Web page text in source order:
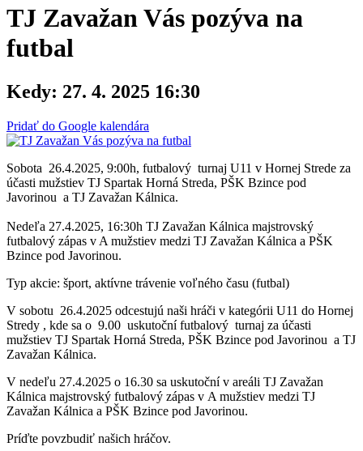
TJ Zavažan Vás pozýva na
futbal
Kedy: 27. 4. 2025 16:30
Pridať do Google kalendára
Sobota 26.4.2025, 9:00h, futbalový turnaj U11 v Hornej Strede za
účasti mužstiev TJ Spartak Horná Streda, PŠK Bzince pod
Javorinou a TJ Zavažan Kálnica.
Nedeľa 27.4.2025, 16:30h TJ Zavažan Kálnica majstrovský
futbalový zápas v A mužstiev medzi TJ Zavažan Kálnica a PŠK
Bzince pod Javorinou.
Typ akcie: šport, aktívne trávenie voľného času (futbal)
V sobotu 26.4.2025 odcestujú naši hráči v kategórii U11 do Hornej
Stredy , kde sa o 9.00 uskutoční futbalový turnaj za účasti
mužstiev TJ Spartak Horná Streda, PŠK Bzince pod Javorinou a TJ
Zavažan Kálnica.
V nedeľu 27.4.2025 o 16.30 sa uskutoční v areáli TJ Zavažan
Kálnica majstrovský futbalový zápas v A mužstiev medzi TJ
Zavažan Kálnica a PŠK Bzince pod Javorinou.
Príďte povzbudiť našich hráčov.